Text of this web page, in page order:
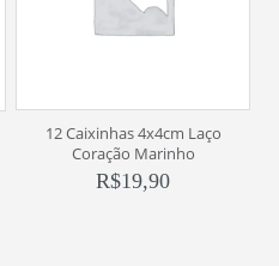
12 Caixinhas 4x4cm Laço
Coração Marinho
R$19,90